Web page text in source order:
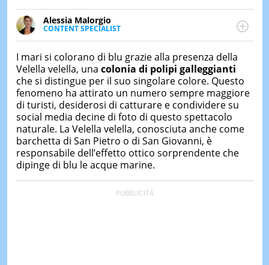
DI
Alessia Malorgio
CONTENT SPECIALIST
Ha conseguito un Master in Marketing Management
e Google Digital Training su Marketing digitale. Si
occupa della creazione di contenuti in ottica SEO e
dello sviluppo di strategie marketing attraverso
canali digitali.
I mari si colorano di blu grazie alla presenza della
Velella velella, una colonia di polipi galleggianti
che si distingue per il suo singolare colore. Questo
fenomeno ha attirato un numero sempre maggiore
di turisti, desiderosi di catturare e condividere su
social media decine di foto di questo spettacolo
naturale. La Velella velella, conosciuta anche come
barchetta di San Pietro o di San Giovanni, è
responsabile dell’effetto ottico sorprendente che
dipinge di blu le acque marine.